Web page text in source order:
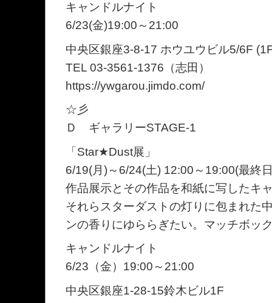
キャンドルナイト
6/23(金)19:00～21:00
中央区銀座3-8-17 ホウユウビル5/6F
TEL 03-3561-1376（志田）
https://ywgarou.jimdo.com/
☆彡
Ｄ ギャラリーSTAGE-1
「Star★Dust展」
6/19(月)～6/24(土) 12:00～19:00(最終
作品展示とその作品を和紙に写したキ
それらスターダストの灯りに包まれた
ンの香りにゆららぎたい。マッチボッ
キャンドルナイト
6/23（金）19:00～21:00
中央区銀座1-28-15鈴木ビル1F